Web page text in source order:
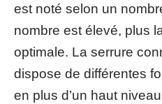
est noté selon un
nombre est élevé, plus
optimale. La serrure
dispose de différentes
en plus d’un haut